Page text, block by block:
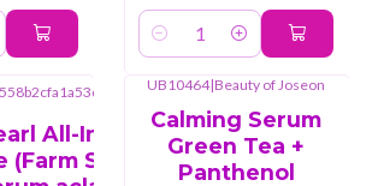
Cantidad
Farm
All-In-One
Stay) -
UB10464|Beauty of Joseon
Calming Serum
Green Tea +
Panthenol